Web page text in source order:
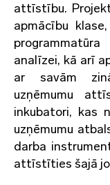
attīstību.
apmācību
analīzei, kā arī
ar savām
uzņēmumu
inkubatori, kas
uzņēmumu
darba
attīstīties šajā